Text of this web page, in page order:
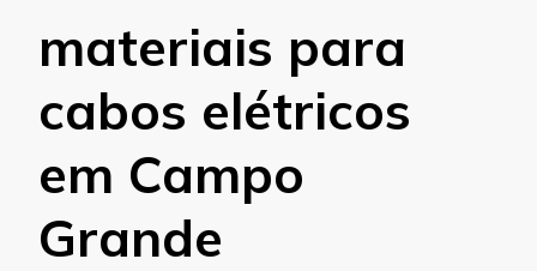
materiais para
cabos elétricos
em Campo
Grande